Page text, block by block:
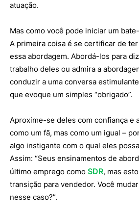
atuação.
Mas como você pode iniciar um
A primeira coisa é se certificar de
essa abordagem. Abordá-los para
trabalho deles ou admira a
conduzir a uma conversa
que evoque um simples “obrigado”.
Aproxime-se deles com confiança e
como um fã, mas como um igual –
algo instigante com o qual eles
Assim: “Seus ensinamentos de
último emprego como SDR, mas
transição para vendedor. Você
nesse caso?”.